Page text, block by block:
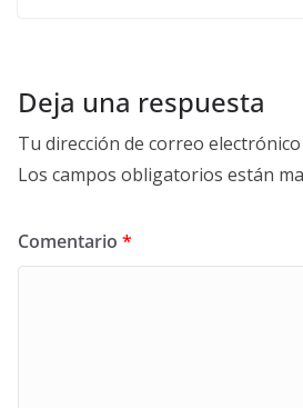
Deja una respuesta
Tu dirección de correo
Los campos obligatorios están
Comentario *